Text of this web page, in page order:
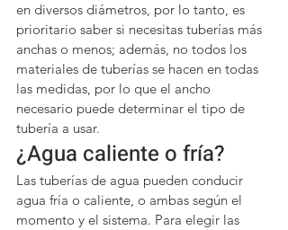
en diversos diámetros, por lo tanto, es
prioritario saber si necesitas tuberías más
anchas o menos; además, no todos los
materiales de tuberías se hacen en todas
las medidas, por lo que el ancho
necesario puede determinar el tipo de
tubería a usar.
¿Agua caliente o fría?
Las tuberías de agua pueden conducir
agua fría o caliente, o ambas según el
momento y el sistema. Para elegir las